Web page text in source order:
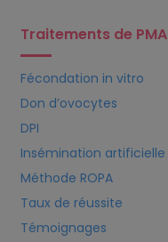
Traitements de PMA
Fécondation in vitro
Don d’ovocytes
DPI
Insémination artificielle
Méthode ROPA
Taux de réussite
Témoignages